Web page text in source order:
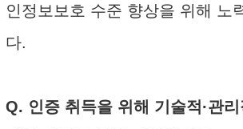
인정보보호 수준 향상을 위해 노
다.
Q. 인증 취득을 위해 기술적·관리